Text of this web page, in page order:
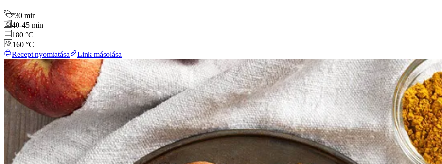
30 min
40-45 min
180 °C
160 °C
Recept nyomtatása
Link másolása